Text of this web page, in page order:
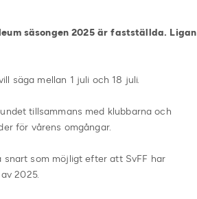
säsongen 2025 är fastställda. Ligan
säga mellan 1 juli och 18 juli.
tillsammans med klubbarna och
för vårens omgångar.
som möjligt efter att SvFF har
2025.